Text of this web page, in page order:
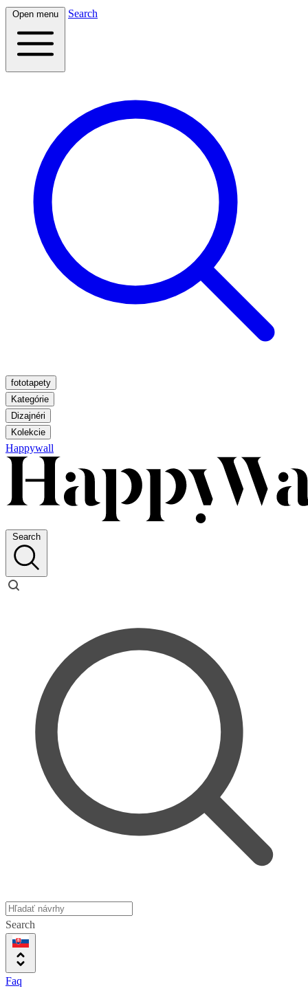
Open menu Search
fototapety
Kategórie
Dizajnéri
Kolekcie
Happywall
Search
Search
Faq